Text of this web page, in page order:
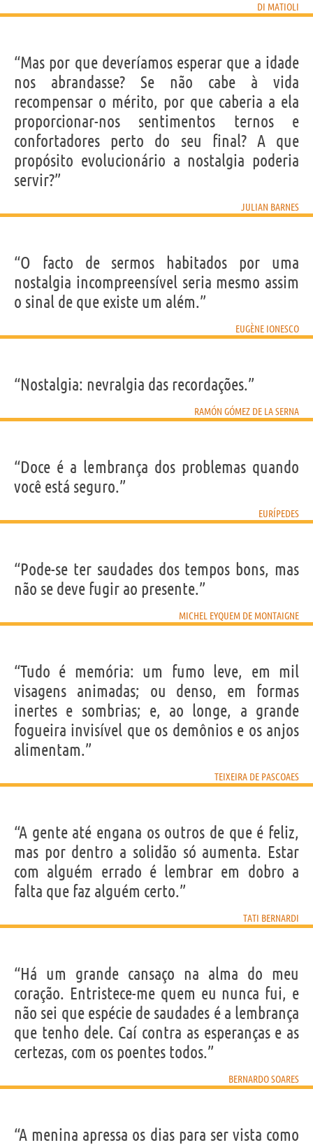
DI MATIOLI
“Mas por que deveríamos esperar que a idade
nos abrandasse? Se não cabe à vida
recompensar o mérito, por que caberia a ela
proporcionar-nos sentimentos ternos e
confortadores perto do seu final? A que
propósito evolucionário a nostalgia poderia
servir?”
JULIAN BARNES
“O facto de sermos habitados por uma
nostalgia incompreensível seria mesmo assim
o sinal de que existe um além.”
EUGÈNE IONESCO
“Nostalgia: nevralgia das recordações.”
RAMÓN GÓMEZ DE LA SERNA
“Doce é a lembrança dos problemas quando
você está seguro.”
EURÍPEDES
“Pode-se ter saudades dos tempos bons, mas
não se deve fugir ao presente.”
MICHEL EYQUEM DE MONTAIGNE
“Tudo é memória: um fumo leve, em mil
visagens animadas; ou denso, em formas
inertes e sombrias; e, ao longe, a grande
fogueira invisível que os demônios e os anjos
alimentam.”
TEIXEIRA DE PASCOAES
“A gente até engana os outros de que é feliz,
mas por dentro a solidão só aumenta. Estar
com alguém errado é lembrar em dobro a
falta que faz alguém certo.”
TATI BERNARDI
“Há um grande cansaço na alma do meu
coração. Entristece-me quem eu nunca fui, e
não sei que espécie de saudades é a lembrança
que tenho dele. Caí contra as esperanças e as
certezas, com os poentes todos.”
BERNARDO SOARES
“A menina apressa os dias para ser vista como